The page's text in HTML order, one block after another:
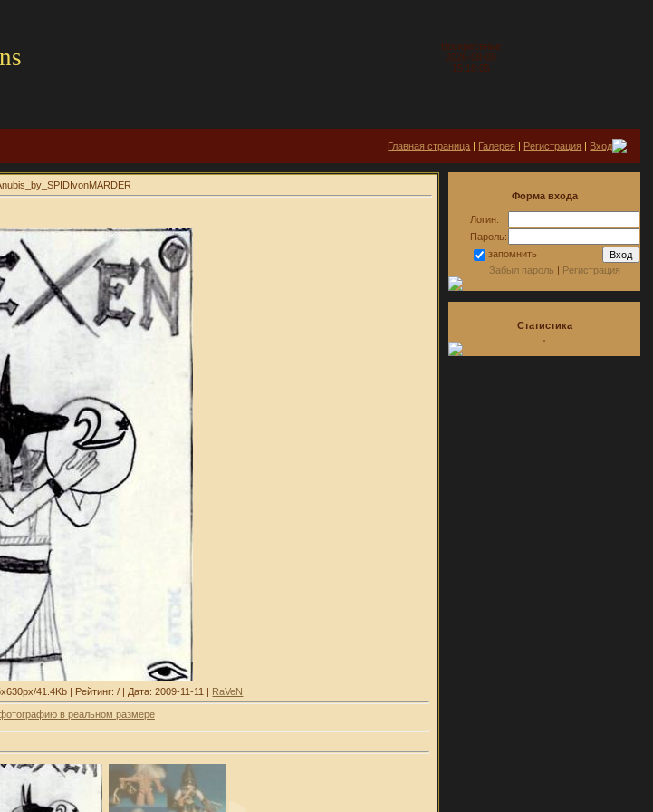
Воскресенье
2026-08-09
15:18:05
Главная страница | Галерея | Регистрация | Вход
41.4Kb | Рейтинг: / | Дата: 2009-11-11 | RaVeN
в реальном размере
Форма входа
Логин:
Пароль:
запомнить
Забыл пароль | Регистрация
Статистика